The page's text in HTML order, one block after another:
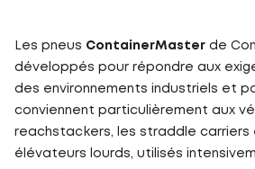
Les pneus ContainerMaster de
développés pour répondre aux
des environnements industriels et
conviennent particulièrement aux
reachstackers, les straddle carriers
élévateurs lourds, utilisés